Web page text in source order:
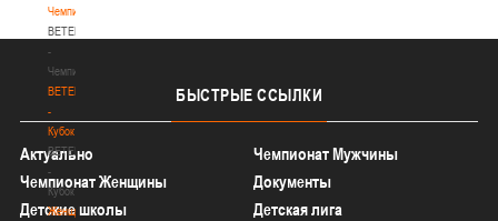
Чемпионат
BETERA
-
Чемпионат
BETERA
-
Кубок
BETERA
-
Кубок
Женщины
БЫСТРЫЕ ССЫЛКИ
Актуально
Чемпионат Мужчины
Чемпионат Женщины
Документы
Детские школы
Детская лига